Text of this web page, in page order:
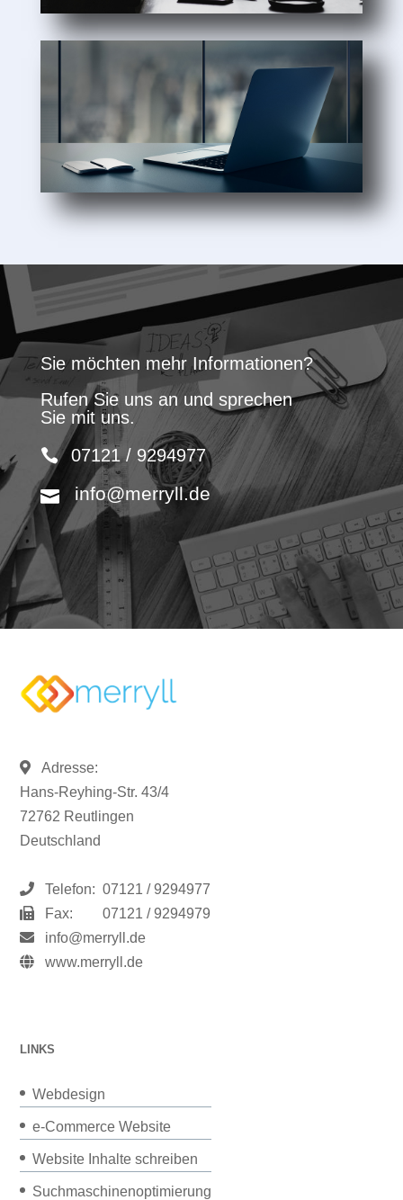
Sie möchten mehr Informationen?
Rufen Sie uns an und sprechen
Sie mit uns.
07121 / 9294977
info@merryll.de
Adresse:
Hans-Reyhing-Str. 43/4
72762 Reutlingen
Deutschland
Telefon: 07121 / 9294977
Fax:
07121 / 9294979
info@merryll.de
www.merryll.de
LINKS
Webdesign
e-Commerce Website
Website Inhalte schreiben
Suchmaschinenoptimierung